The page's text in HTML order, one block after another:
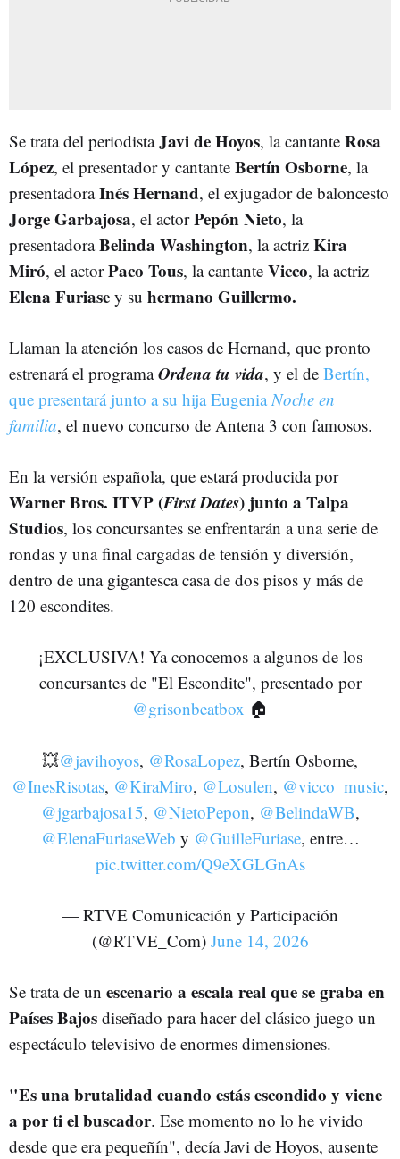
Se trata del periodistaJavi de Hoyos, la cantante Rosa
López, el presentador y cantante Bertín Osborne, la
presentadoraInés Hernand, el exjugador de baloncesto
Jorge Garbajosa, el actorPepón Nieto, la
presentadoraBelinda Washington, la actriz Kira
Miró, el actorPaco Tous, la cantante Vicco, la actriz
Elena Furiase y su hermano Guillermo.
Llaman la atención los casos de Hernand, que pronto
estrenará el programaOrdena tu vida, y el de Bertín,
que presentará junto a su hija Eugenia Noche en
familia, el nuevo concurso de Antena 3 con famosos.
En la versión española, que estará producida por
Warner Bros. ITVP (First Dates) junto a Talpa
Studios, los concursantes se enfrentarán a una serie de
rondas y una final cargadas de tensión y diversión,
dentro de una gigantesca casa de dos pisos y más de
120 escondites.
¡EXCLUSIVA! Ya conocemos a algunos de los
concursantes de "El Escondite", presentado por
@grisonbeatbox 🏠
💥@javihoyos, @RosaLopez, Bertín Osborne,
@InesRisotas, @KiraMiro, @Losulen, @vicco_music,
@jgarbajosa15, @NietoPepon, @BelindaWB,
@ElenaFuriaseWeb y @GuilleFuriase, entre…
pic.twitter.com/Q9eXGLGnAs
— RTVE Comunicación y Participación
(@RTVE_Com) June 14, 2026
Se trata de un escenario a escala real que se graba en
Países Bajos diseñado para hacer del clásico juego un
espectáculo televisivo de enormes dimensiones.
"Es una brutalidad cuando estás escondido y viene
a por ti el buscador. Ese momento no lo he vivido
desde que era pequeñín", decía Javi de Hoyos, ausente